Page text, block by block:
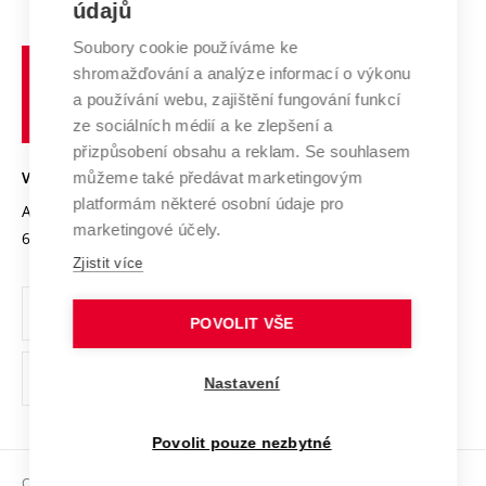
E-přihláška
Systém zajišťování kvality výzkumu
Výzkumné infrastruktury
Transfer znalostí
Open Science
Projekty
Projekty ze strukturálních fondů
Specifický výzkum
Zahraniční spolupráce
Spolupráce se školami
Služby univerzity
Mezinárodní dohody
Univerzitní sítě
Profil univerzity
Udržitelná univerzita
Podnikavá univerzita / ContriBUTe
Bezpečná univerzita
Vyznamenání
Organizační struktura
Ochrana osobních údajů
odkaz)
učení
technické
VYSOKÉ UČENÍ TECHNICKÉ V BRNĚ
Antonínská 548/1
602 00 Brno
www.vut.cz
vut@vutbr.cz
údajů
Soubory cookie používáme ke
shromažďování a analýze informací o výkonu
a používání webu, zajištění fungování funkcí
ze sociálních médií a ke zlepšení a
přizpůsobení obsahu a reklam. Se souhlasem
můžeme také předávat marketingovým
platformám některé osobní údaje pro
marketingové účely.
Zjistit více
POVOLIT VŠE
Nastavení
Povolit pouze nezbytné